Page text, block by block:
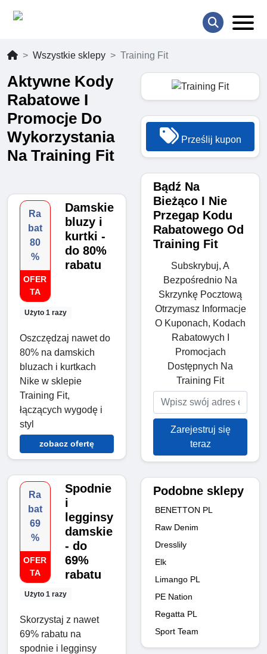
Wszystkie sklepy Training Fit
Aktywne Kody
Rabatowe I
Promocje Do
Wykorzystania
Na Training Fit
Ra
bat
80
%
OFER
TA
Użyto 1 razy
Damskie
bluzy i
kurtki -
do 80%
rabatu
Oszczędzaj nawet do
80% na damskich
bluzach i kurtkach
Nike w sklepie
Training Fit,
łączących wygodę i
styl
zobacz ofertę
Ra
bat
69
%
OFER
TA
Użyto 1 razy
Spodnie
i
legginsy
damskie
- do
69%
rabatu
Skorzystaj z nawet
69% rabatu na
spodnie i legginsy
Prześlij kupon
Bądź Na
Bieżąco I Nie
Przegap Kodu
Rabatowego Od
Training Fit
Subskrybuj, A
Bezpośrednio Na
Skrzynkę Pocztową
Otrzymasz Informacje
O Kuponach, Kodach
Rabatowych I
Promocjach
Dostępnych Na
Training Fit
Zarejestruj się
teraz
Podobne sklepy
BENETTON PL
Raw Denim
Dresslily
Elk
Limango PL
PE Nation
Regatta PL
Sport Team